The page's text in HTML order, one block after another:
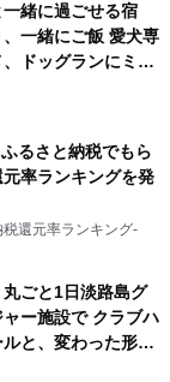
一緒に過ごせる宿
一緒にご飯 愛犬専
ドッグランにミニ
とトレーラーハウ
るさと納税でもら
率ランキングを発
還元率ランキング-
ごと1日淡路島グ
ー施設で クラブハ
と、変わった形の
AWAJI」のお